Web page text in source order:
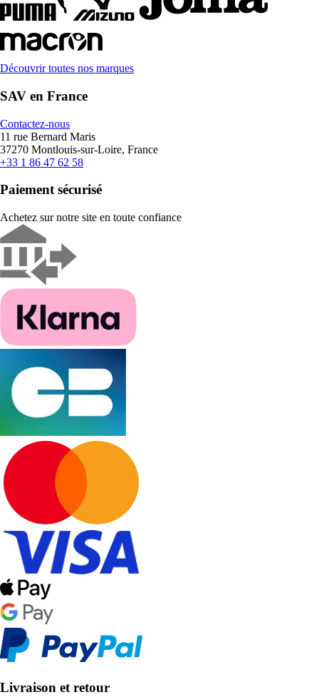
Découvrir toutes nos marques
SAV en France
Contactez-nous
11 rue Bernard Maris
37270 Montlouis-sur-Loire, France
+33 1 86 47 62 58
Paiement sécurisé
Achetez sur notre site en toute confiance
Livraison et retour